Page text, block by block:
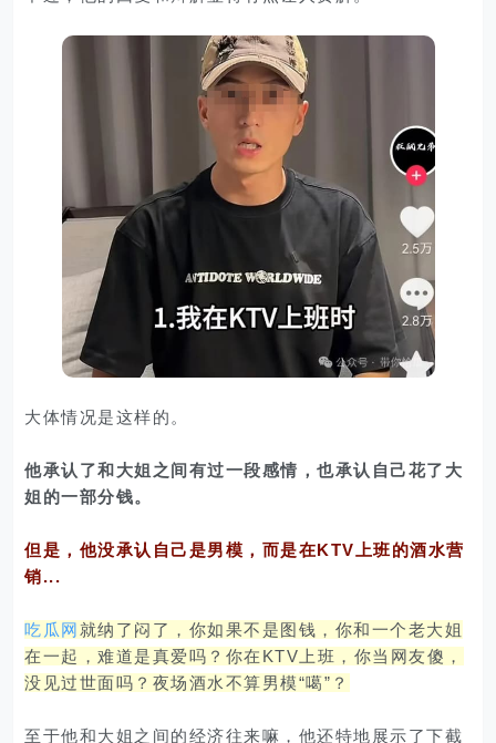
大体情况是这样的。
他承认了和大姐之间有过一段感情，也承认自己花了大
姐的一部分钱。
但是，他没承认自己是男模，而是在KTV上班的酒水营
销...
吃瓜网 就纳了闷了，你如果不是图钱，你和一个老大姐
在一起，难道是真爱吗？你在KTV上班，你当网友傻，
没见过世面吗？夜场酒水不算男模“噶”？
至于他和大姐之间的经济往来嘛，他还特地展示了下截